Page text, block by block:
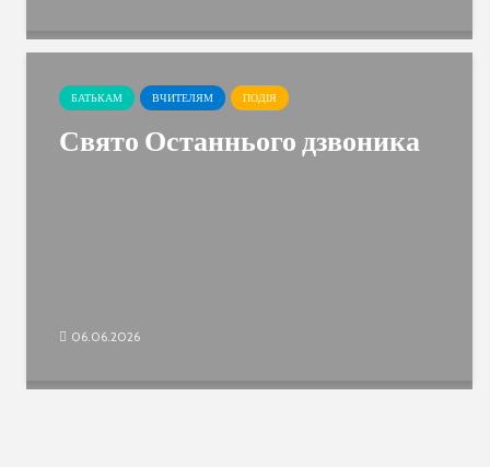
БАТЬКАМ ВЧИТЕЛЯМ ПОДІЯ
Свято Останнього дзвоника
06.06.2026